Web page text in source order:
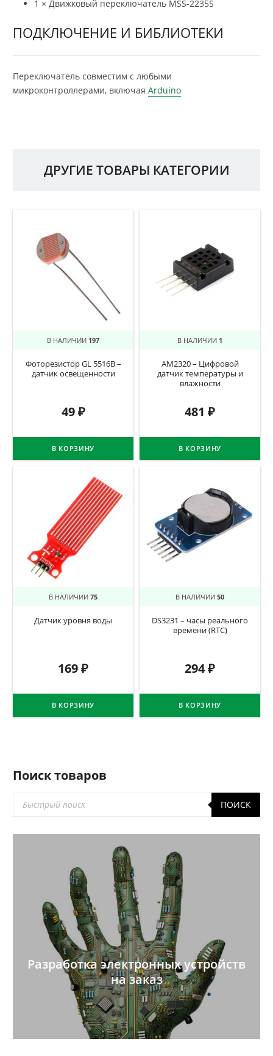
1 × Движковый переключатель MSS-2235S
ПОДКЛЮЧЕНИЕ И БИБЛИОТЕКИ
Переключатель совместим с любыми
микроконтроллерами, включая Arduino
ДРУГИЕ ТОВАРЫ КАТЕГОРИИ
В НАЛИЧИИ 197
Фоторезистор GL 5516B –
датчик освещенности
49₽
В КОРЗИНУ
В НАЛИЧИИ 1
AM2320 – Цифровой
датчик температуры и
влажности
481 ₽
В КОРЗИНУ
В НАЛИЧИИ 75
Датчик уровня воды
169₽
В КОРЗИНУ
В НАЛИЧИИ 50
DS3231 – часы реального
времени (RTC)
294₽
В КОРЗИНУ
Поиск товаров
товаров
ПОИСК
Разработка электронных устройств
на заказ